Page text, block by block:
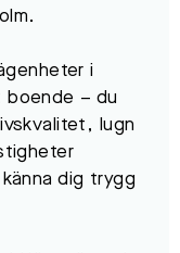
i
boende – du
lugn
dig trygg